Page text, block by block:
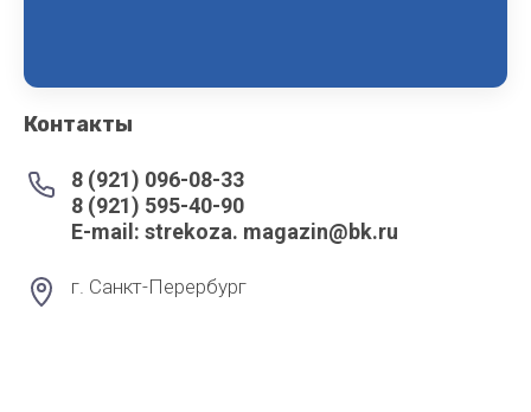
Контакты
8 (921) 096-08-33
8 (921) 595-40-90
Е-mail: strekoza. magazin@bk.ru
г. Санкт-Перербург